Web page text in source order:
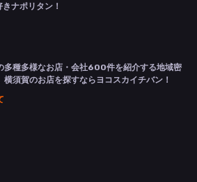
ナポリタン！
多種多様なお店・会社600件を紹介する地域密
須賀のお店を探すならヨコスカイチバン！